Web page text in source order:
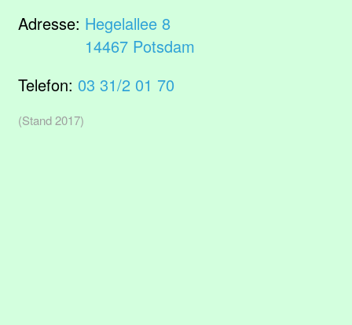
Adresse: Hegelallee 8
14467 Potsdam
Telefon: 03 31/2 01 70
(Stand 2017)